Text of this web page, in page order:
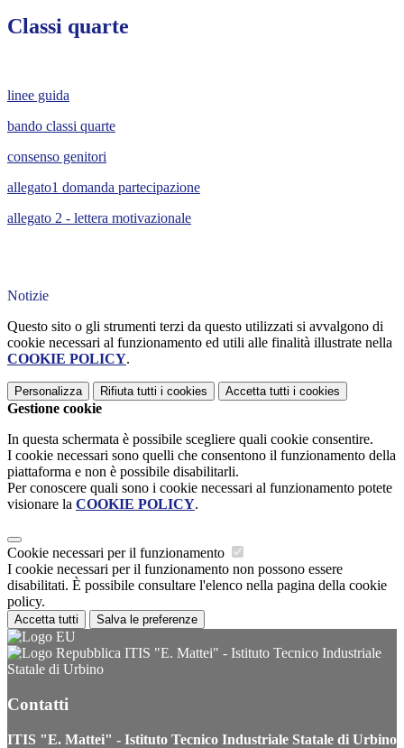
Classi quarte
linee guida
bando classi quarte
consenso genitori
allegato1 domanda partecipazione
allegato 2 - lettera motivazionale
Notizie
Questo sito o gli strumenti terzi da questo utilizzati si avvalgono di
cookie necessari al funzionamento ed utili alle finalità illustrate nella
COOKIE POLICY.
Personalizza Rifiuta tutti i cookies Accetta tutti i cookies
Gestione cookie
In questa schermata è possibile scegliere quali cookie consentire.
I cookie necessari sono quelli che consentono il funzionamento della
piattaforma e non è possibile disabilitarli.
Per conoscere quali sono i cookie necessari al funzionamento potete
visionare la COOKIE POLICY.
Cookie necessari per il funzionamento
I cookie necessari per il funzionamento non possono essere
disabilitati. È possibile consultare l'elenco nella pagina della cookie
policy.
Accetta tutti Salva le preferenze
ITIS "E. Mattei" - Istituto Tecnico Industriale
Statale di Urbino
Contatti
ITIS "E. Mattei" - Istituto Tecnico Industriale Statale di Urbino